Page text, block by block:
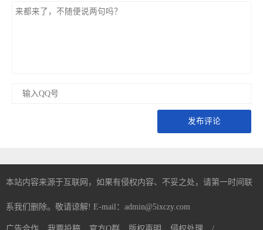
发布评论
本站内容来源于互联网，如果有侵权内容、不妥之处，请第一时间联
系我们删除。敬请谅解! E-mail：admin@5ixczy.com